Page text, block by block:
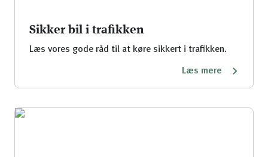
Sikker bil i trafikken
Læs vores gode råd til at køre sikkert i trafikken.
Læs mere